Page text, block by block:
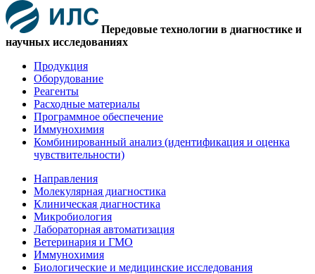
Передовые технологии в диагностике и
научных исследованиях
Продукция
Оборудование
Реагенты
Расходные материалы
Программное обеспечение
Иммунохимия
Комбинированный анализ (идентификация и оценка
чувствительности)
Направления
Молекулярная диагностика
Клиническая диагностика
Микробиология
Лабораторная автоматизация
Ветеринария и ГМО
Иммунохимия
Биологические и медицинские исследования